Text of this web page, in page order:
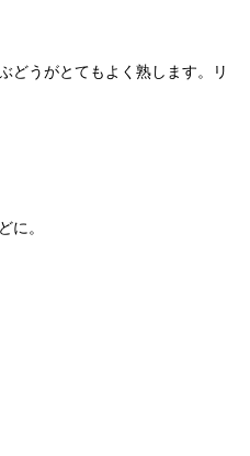
どうがとてもよく熟します。リ
に。